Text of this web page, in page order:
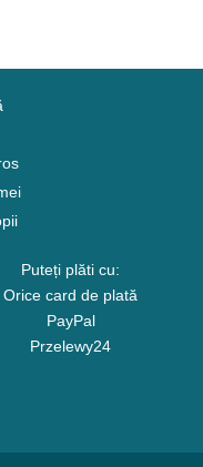
Puteți plăti cu:
Orice card de plată
PayPal
Przelewy24